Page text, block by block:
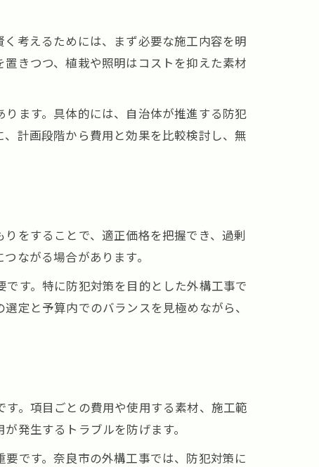
考えるためには、まず必要な施工内容を明
きつつ、植栽や照明はコストを抑えた素材
ます。具体的には、自治体が推進する防犯
計画段階から費用と効果を比較検討し、無
をすることで、適正価格を把握でき、過剰
ながる場合があります。
す。特に防犯対策を目的とした外構工事で
定と予算内でのバランスを見極めながら、
。項目ごとの費用や使用する素材、施工範
発生するトラブルを防げます。
です。奈良市の外構工事では、防犯対策に